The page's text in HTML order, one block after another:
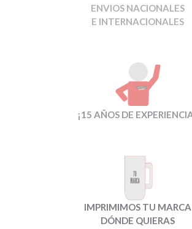
ENVIOS NACIONALES
E INTERNACIONALES
¡15 AÑOS DE
IMPRIMIMOS TU MARCA
DÓNDE QUIERAS